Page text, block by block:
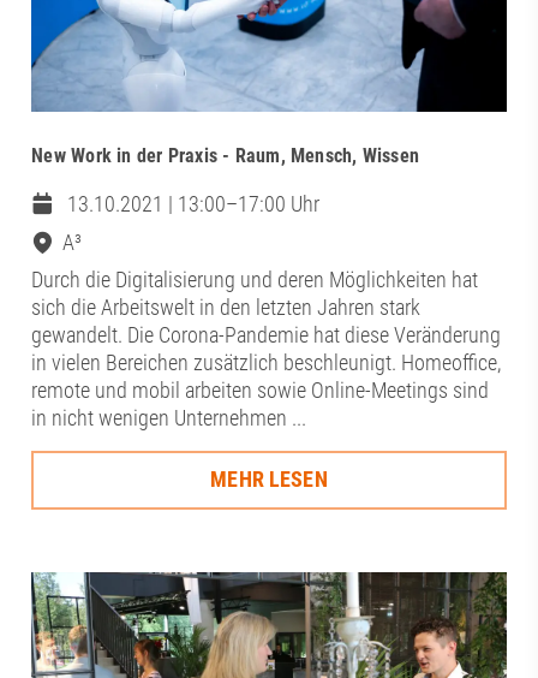
New Work in der Praxis - Raum, Mensch, Wissen
13.10.2021 | 13:00–17:00 Uhr
A³
Durch die Digitalisierung und deren Möglichkeiten hat
sich die Arbeitswelt in den letzten Jahren stark
gewandelt. Die Corona-Pandemie hat diese Veränderung
in vielen Bereichen zusätzlich beschleunigt. Homeoffice,
remote und mobil arbeiten sowie Online-Meetings sind
in nicht wenigen Unternehmen ...
MEHR LESEN